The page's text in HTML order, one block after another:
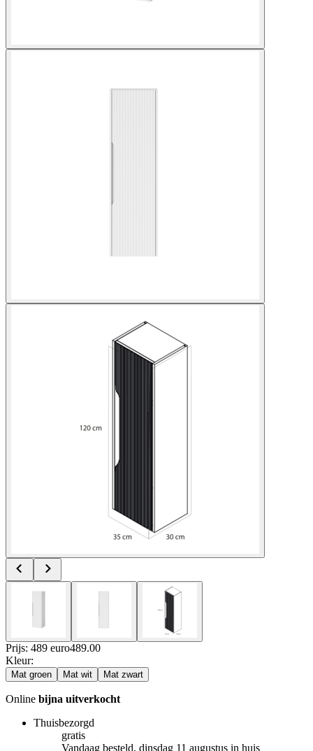
Prijs: 489 euro489.00
Kleur:
Mat groen Mat wit Mat zwart
Online bijna uitverkocht
Thuisbezorgd
gratis
Vandaag besteld, dinsdag 11 augustus in huis